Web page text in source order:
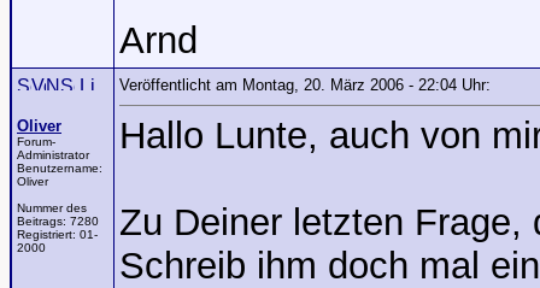
Arnd
Oliver
Forum-
Administrator
Benutzername:
Oliver
Nummer des
Beitrags: 7280
Registriert: 01-
2000
Veröffentlicht am Montag, 20. März 2006 - 22:04 Uhr:
Hallo Lunte, auch von
Zu Deiner letzten Frage,
Schreib ihm doch mal